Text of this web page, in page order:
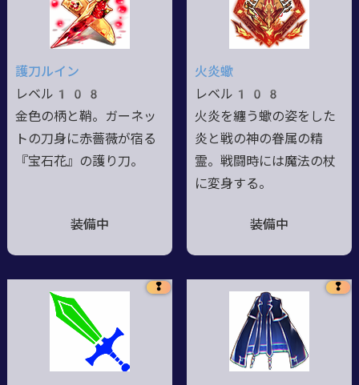
護刀ルイン
レベル108
金色の柄と鞘。ガーネッ
トの刀身に赤薔薇が宿る
『宝石花』の護り刀。
装備中
火炎蠍
レベル108
火炎を纏う蠍の姿をした
炎と戦の神の眷属の精
霊。戦闘時には魔法の杖
に変身する。
装備中
❢ ❢